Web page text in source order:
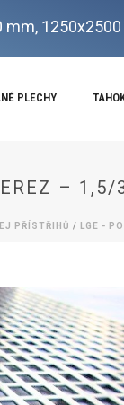
PLECHY
–
PŘÍSTŘIHŮ / LGE -